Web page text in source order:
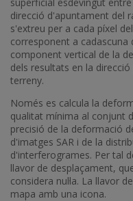
direcció d'apuntament del
s'extreu per a cada píxel
corresponent a cadascuna
component vertical de la
dels resultats en la
terreny.
Només es calcula la
qualitat mínima al conjunt
precisió de la deformació
d'imatges SAR i de la
d'interferogrames. Per tal
llavor de desplaçament,
considera nul·la. La llavor
mapa amb una icona.